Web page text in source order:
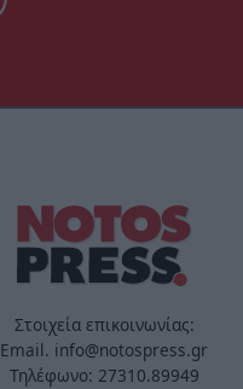
Στοιχεία επικοινωνίας:
Email. info@notospress.gr
Τηλέφωνο: 27310.89949